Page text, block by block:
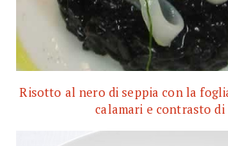
Risotto al nero di seppia con la
calamari e contrasto di